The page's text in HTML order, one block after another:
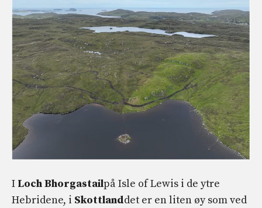
I Loch Bhorgastailpå Isle of Lewis i de ytre
Hebridene, i Skottlanddet er en liten øy som ved